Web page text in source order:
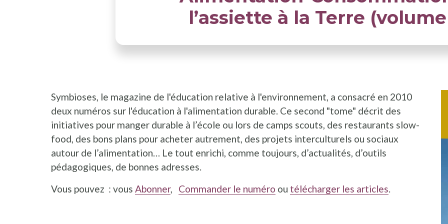
l’assiette à la Terre
Symbioses, le magazine de l'éducation relative à l'environnement, a consacré en 2010
deux numéros sur l'éducation à l'alimentation durable. Ce second "tome" décrit des
initiatives pour manger durable à l’école ou lors de camps scouts, des restaurants slow-
food, des bons plans pour acheter autrement, des projets interculturels ou sociaux
autour de l’alimentation… Le tout enrichi, comme toujours, d’actualités, d’outils
pédagogiques, de bonnes adresses.
Vous pouvez : vous Abonner, Commander le numéro ou télécharger les articles.